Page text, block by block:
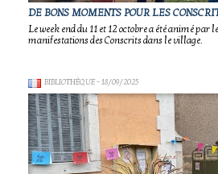
DE BONS MOMENTS POUR LES
Le week end du 11 et 12 octobre a été animé par
manifestations des Conscrits dans le village.
BIBLIOTHÈQUE- 18/09/2025